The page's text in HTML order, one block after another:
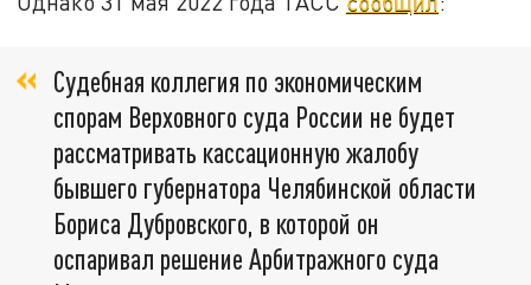
Судебная коллегия по экономическим
спорам Верховного суда России не будет
рассматривать кассационную жалобу
бывшего губернатора Челябинской области
Бориса Дубровского, в которой он
оспаривал решение Арбитражного суда